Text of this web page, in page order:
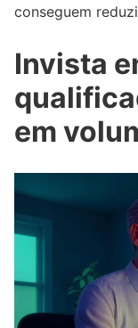
conseguem
Invista
em